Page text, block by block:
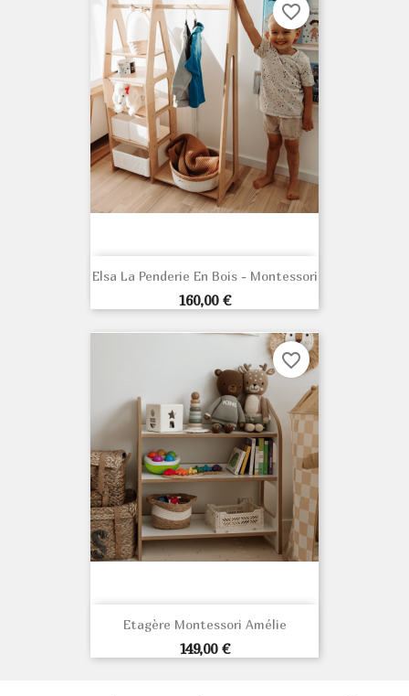
Elsa La Penderie En Bois - Montessori
Prix
160,00 €
favorite_border
Etagère Montessori Amélie
Prix
149,00 €
favorite_border